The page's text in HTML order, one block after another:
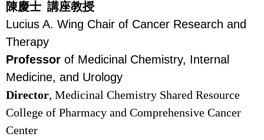
陳慶士 講座教授
Lucius A. Wing Chair of Cancer Research and
Therapy
Professor of Medicinal Chemistry, Internal
Medicine, and Urology
Director, Medicinal Chemistry Shared Resource
College of Pharmacy and Comprehensive Cancer
Center